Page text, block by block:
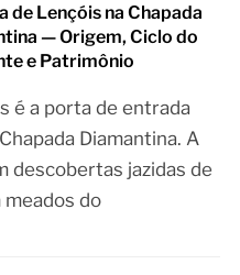
de Lençóis na Chapada
— Origem, Ciclo do
e Patrimônio
é a porta de entrada
Diamantina. A
descobertas jazidas de
do